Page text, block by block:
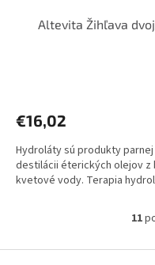
Altevita Žihľava
€16,02
Hydroláty sú produkty
destilácii éterických olejov z
kvetové vody. Terapia
11